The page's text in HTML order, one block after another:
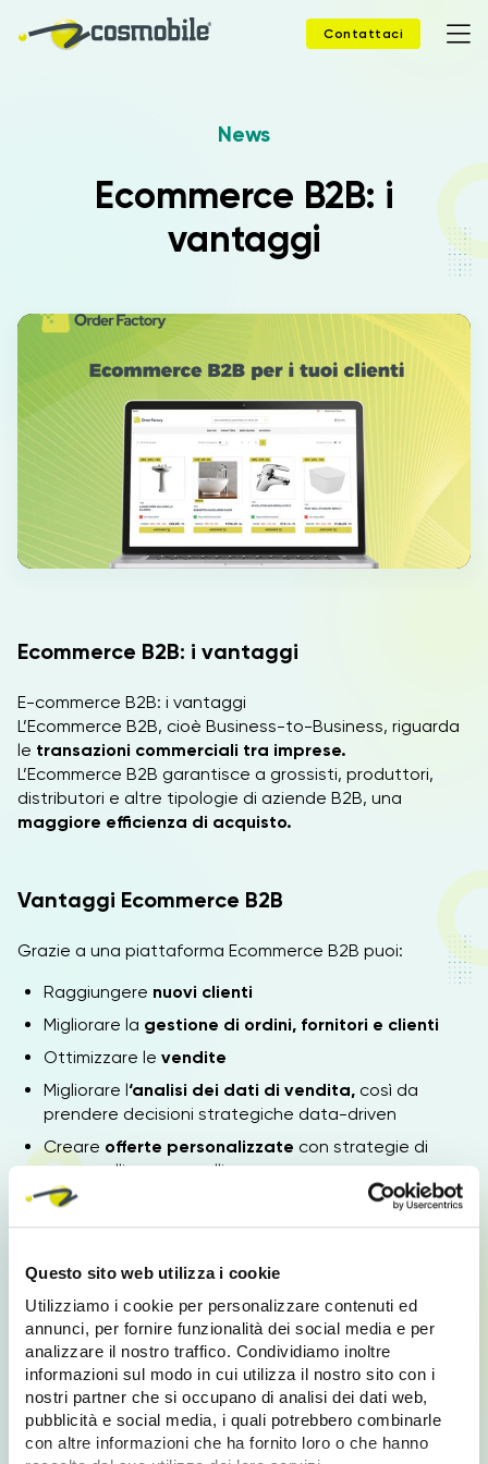
Questo sito web utilizza i cookie
Utilizziamo i cookie per personalizzare contenuti ed
annunci, per fornire funzionalità dei social media e per
analizzare il nostro traffico. Condividiamo inoltre
informazioni sul modo in cui utilizza il nostro sito con i
nostri partner che si occupano di analisi dei dati web,
pubblicità e social media, i quali potrebbero combinarle
con altre informazioni che ha fornito loro o che hanno
Contattaci
Prodotti
Case Study
Webinar
Company
IT
News
Ecommerce B2B: i
vantaggi
Ecommerce B2B: i vantaggi
E-commerce B2B: i vantaggi
L’Ecommerce B2B, cioè Business-to-Business, riguarda
le transazioni commerciali tra imprese.
L’Ecommerce B2B garantisce a grossisti, produttori,
distributori e altre tipologie di aziende B2B, una
maggiore efficienza di acquisto.
Vantaggi Ecommerce B2B
Grazie a una piattaforma Ecommerce B2B puoi:
Raggiungere nuovi clienti
Migliorare la gestione di ordini, fornitori e clienti
Ottimizzare le vendite
Migliorare l‘analisi dei dati di vendita, così da
prendere decisioni strategiche data-driven
Creare offerte personalizzate con strategie di
cross-selling e up-selling
clienti
L’Ecommerce B2BOrder Factory, ti permette di
acquisire gli ordini dei tuoi clienti in maniera veloce,
performante e conveniente.
Il processo di vendita è automatizzato e ottimizzato:
gestisci automaticamente gli ordini dei tuoi clienti,